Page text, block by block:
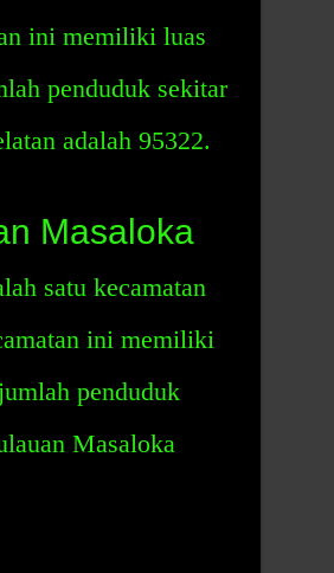
ini memiliki luas
penduduk sekitar
adalah 95322.
Masaloka
satu kecamatan
ini memiliki
penduduk
Masaloka